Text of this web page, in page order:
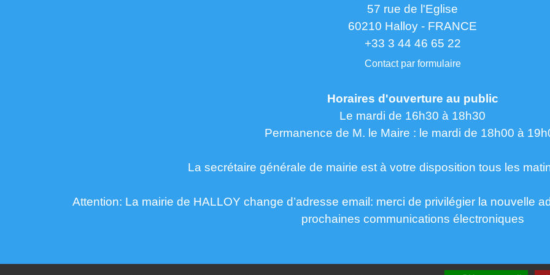
57 rue de l'Eglise
60210 Halloy - FRANCE
+33 3 44 46 65 22
Contact par formulaire
Horaires d'ouverture au public
Le mardi de 16h30 à 18h30
Permanence de M. le Maire : le mardi de 18h00 à
La secrétaire générale de mairie est à votre disposition tous les
Attention: La mairie de HALLOY change d’adresse email: merci de privilégier la nouvelle
prochaines communications électroniques